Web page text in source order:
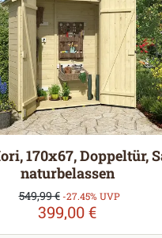
170x67, Doppeltür,
naturbelassen
Verkaufspreis:
399,00 €
Regulärer Preis:
549,99 € -27.45% UVP